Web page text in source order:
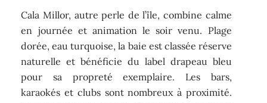
Cala Millor, autre perle de l’île, combine calme
en journée et animation le soir venu. Plage
dorée, eau turquoise, la baie est classée réserve
naturelle et bénéficie du label drapeau bleu
pour sa propreté exemplaire. Les bars,
karaokés et clubs sont nombreux à proximité.